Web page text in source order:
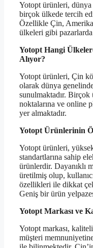
Yotopt ürünleri,
birçok ülkede tercih
Özellikle Çin,
ülkeleri gibi
Yotopt Hangi
Alıyor?
Yotopt ürünleri, Çin
olarak dünya genelinde
sunulmaktadır. Birçok
noktalarına ve online
yer almaktadır.
Yotopt Ürünlerinin
Yotopt ürünleri,
standartlarına sahip
ürünlerdir. Dayanıklı
üretilmiş olup,
özellikleri ile dikkat
Geniş bir ürün
Yotopt Markası ve
Yotopt markası,
müşteri